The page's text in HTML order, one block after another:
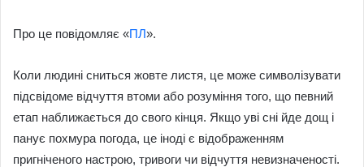
Про це повідомляє «ПЛ».
Коли людині сниться жовте листя, це може символізувати
підсвідоме відчуття втоми або розуміння того, що певний
етап наближається до свого кінця. Якщо уві сні йде дощ і
панує похмура погода, це іноді є відображенням
пригніченого настрою, тривоги чи відчуття невизначеності.